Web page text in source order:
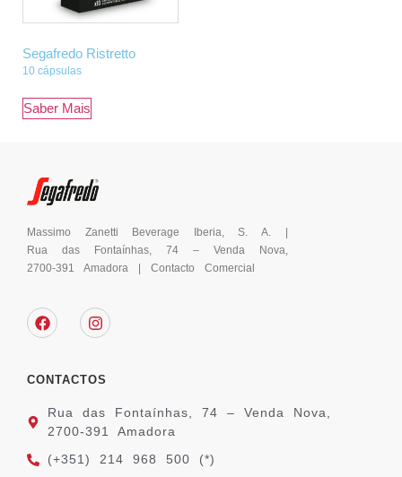
Segafredo Ristretto
10 cápsulas
Saber Mais
Massimo Zanetti Beverage Iberia, S. A. |
Rua das Fontaínhas, 74 – Venda Nova,
2700-391 Amadora | Contacto Comercial
CONTACTOS
Rua das Fontaínhas, 74 – Venda Nova,
2700-391 Amadora
(+351) 214 968 500 (*)